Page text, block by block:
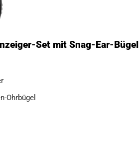
Set mit Snag-Ear-Bügel
Ohrbügel